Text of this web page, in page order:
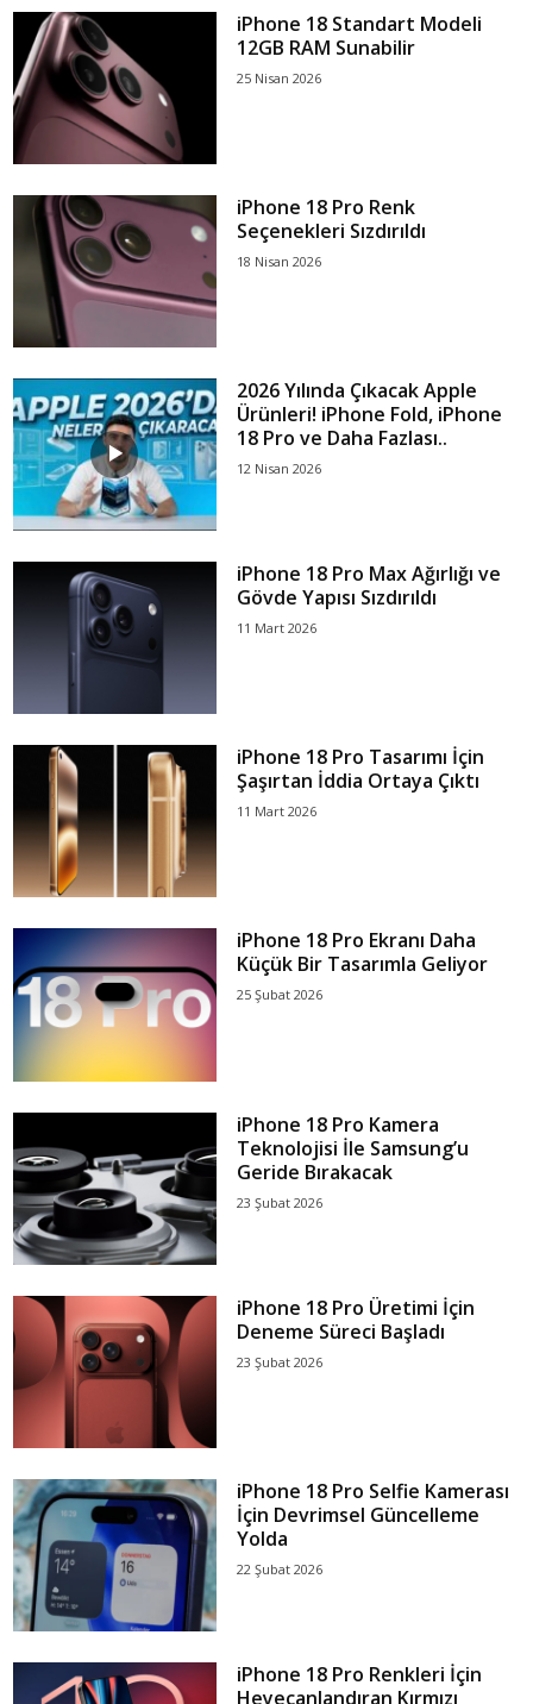
iPhone 18 Standart Modeli
12GB RAM Sunabilir
25 Nisan 2026
iPhone 18 Pro Renk
Seçenekleri Sızdırıldı
18 Nisan 2026
2026 Yılında Çıkacak Apple
Ürünleri! iPhone Fold, iPhone
18 Pro ve Daha Fazlası..
12 Nisan 2026
iPhone 18 Pro Max Ağırlığı ve
Gövde Yapısı Sızdırıldı
11 Mart 2026
iPhone 18 Pro Tasarımı İçin
Şaşırtan İddia Ortaya Çıktı
11 Mart 2026
iPhone 18 Pro Ekranı Daha
Küçük Bir Tasarımla Geliyor
25 Şubat 2026
iPhone 18 Pro Kamera
Teknolojisi İle Samsung’u
Geride Bırakacak
23 Şubat 2026
iPhone 18 Pro Üretimi İçin
Deneme Süreci Başladı
23 Şubat 2026
iPhone 18 Pro Selfie Kamerası
İçin Devrimsel Güncelleme
Yolda
22 Şubat 2026
iPhone 18 Pro Renkleri İçin
Heyecanlandıran Kırmızı